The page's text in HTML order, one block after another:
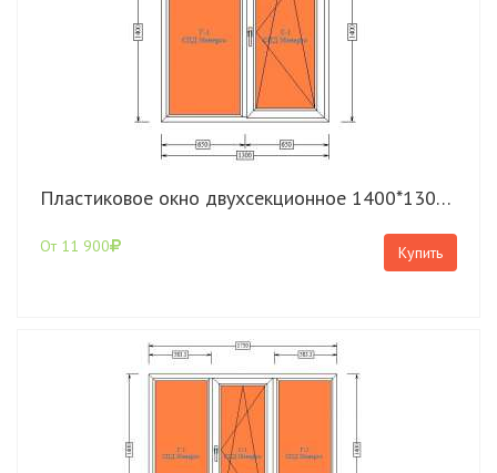
Пластиковое окно двухсекционное 1400*1300 Rehau Grazio с поворотно-откидной створкой
От 11 900 Купить